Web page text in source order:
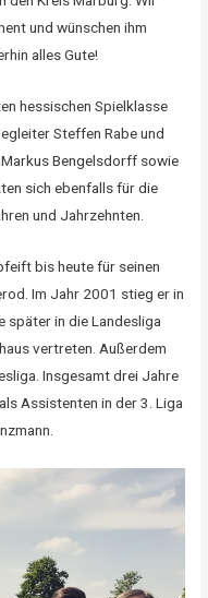
und wünschen ihm
alles Gute!
hessischen Spielklasse
Steffen Rabe und
Bengelsdorff sowie
sich ebenfalls für die
und Jahrzehnten.
bis heute für seinen
Im Jahr 2001 stieg er in
später in die Landesliga
vertreten. Außerdem
Insgesamt drei Jahre
Assistenten in der 3. Liga